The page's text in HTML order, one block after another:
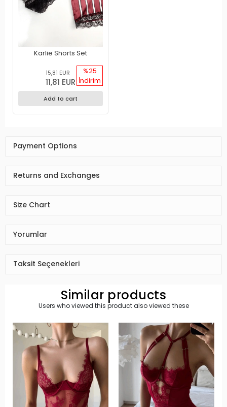
%25
İndirim
Karlie Shorts Set
15,81 EUR
11,81 EUR
Add to cart
Payment Options
Returns and Exchanges
Size Chart
Yorumlar
Taksit Seçenekleri
Similar products
Users who viewed this product also viewed these